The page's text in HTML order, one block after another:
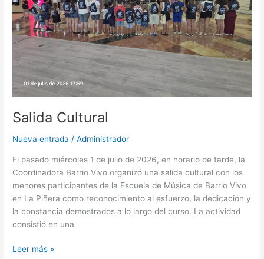
Salida Cultural
Nueva entrada /Administrador
El pasado miércoles 1 de julio de 2026, en horario de tarde, la
Coordinadora Barrio Vivo organizó una salida cultural con los
menores participantes de la Escuela de Música de Barrio Vivo
en La Piñera como reconocimiento al esfuerzo, la dedicación y
la constancia demostrados a lo largo del curso. La actividad
consistió en una
Leer más »